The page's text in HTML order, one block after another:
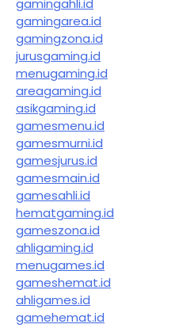
gamingahli.id
gamingarea.id
gamingzona.id
jurusgaming.id
menugaming.id
areagaming.id
asikgaming.id
gamesmenu.id
gamesmurni.id
gamesjurus.id
gamesmain.id
gamesahli.id
hematgaming.id
gameszona.id
ahligaming.id
menugames.id
gameshemat.id
ahligames.id
gamehemat.id